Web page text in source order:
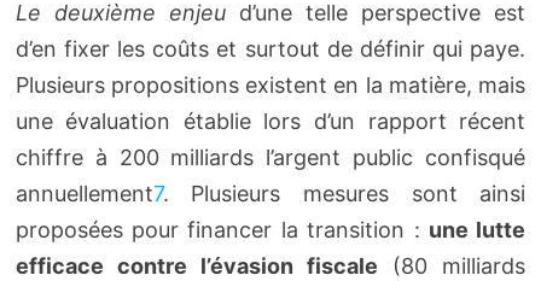
Le deuxième enjeud’une telle perspective est
d’en fixer les coûts et surtout de définir qui paye.
Plusieurs propositions existent en la matière, mais
une évaluation établie lors d’un rapport récent
chiffre à 200 milliards l’argent public confisqué
annuellement7. Plusieurs mesures sont ainsi
proposées pour financer la transition : une lutte
efficace contre l’évasion fiscale (80 milliards